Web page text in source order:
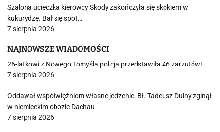
Szalona ucieczka kierowcy Skody zakończyła się skokiem w
kukurydzę. Bał się spot…
7 sierpnia 2026
NAJNOWSZE WIADOMOŚCI
26-latkowi z Nowego Tomyśla policja przedstawiła 46 zarzutów!
7 sierpnia 2026
Oddawał współwięźniom własne jedzenie. Bł. Tadeusz Dulny zginął
w niemieckim obozie Dachau
7 sierpnia 2026